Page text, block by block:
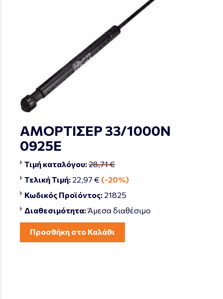
ΑΜΟΡΤΙΣΕΡ 33/1000Ν
0925Ε
Τιμή καταλόγου:28,71 €
Τελική Τιμή: 22,97 € (-20%)
Κωδικός Προϊόντος: 21825
Διαθεσιμότητα:Άμεσα διαθέσιμο
Προσθήκη στο Καλάθι